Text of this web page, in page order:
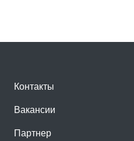
Контакты
Вакансии
Партнер